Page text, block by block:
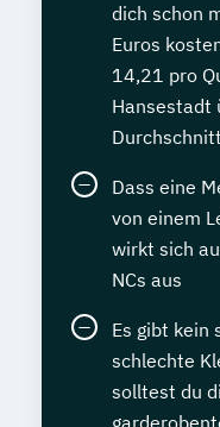
dich schon
Euros
14,21 pro
Hansestadt
Durchschnitt
Dass eine
von einem
wirkt sich
NCs aus
Es gibt kein
schlechte
solltest du